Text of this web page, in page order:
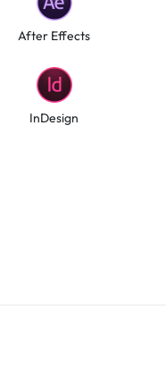
After Effects
InDesign